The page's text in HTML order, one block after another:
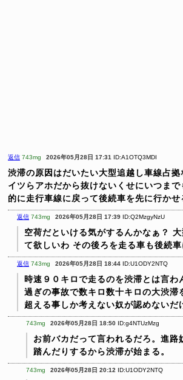
返信 743mg 2026年05月28日 17:31 ID:A1OTQ3MDI
渋滞の原因はだいたい大型追越し車線占拠
イツらアホだから抜けないくせにいつま
的に走行車線に戻って後続車を先に行かせ
返信 743mg 2026年05月28日 17:39 ID:Q2MzgyNzU
空荷だといける気がするんかなぁ？
て欲しいわ その後ろを走る車も後続
返信 743mg 2026年05月28日 18:44 ID:U1ODY2NTQ
時速９０キロで走るのを渋滞とは言わ
過ぎの事故で数キロ数十キロの大渋滞
超える事しか考えない奴が認めないだ
743mg 2026年05月28日 18:50 ID:g4NTUzMzg
お前バカだって言われるだろ。進路
踏んだりするから渋滞が始まる。
743mg 2026年05月28日 20:12 ID:U1ODY2NTQ